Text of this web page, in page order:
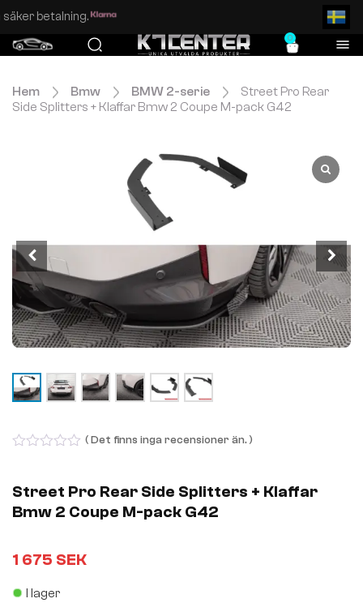
Enkel och säker betalning.
0
Hem Bmw BMW 2-serie
Street Pro Rear
Side Splitters + Klaffar Bmw 2 Coupe M-pack G42
of
5
( Det finns inga recensioner än. )
Street Pro Rear Side Splitters + Klaffar
Bmw 2 Coupe M-pack G42
1 675 SEK
I lager